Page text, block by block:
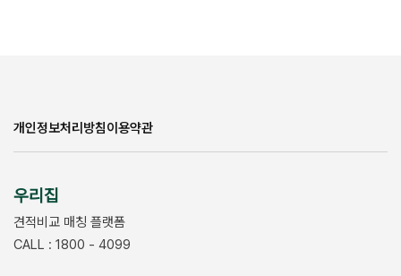
개인정보처리방침이용약관
우리집
견적비교 매칭 플랫폼
CALL : 1800 - 4099